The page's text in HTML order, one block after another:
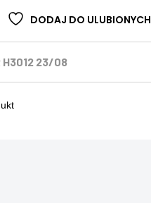
DODAJ DO ULUBIONYCH
H3012 23/08